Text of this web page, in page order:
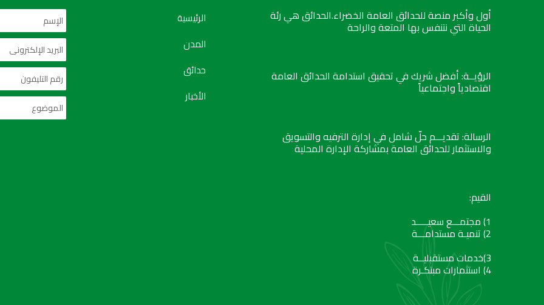
أول وأكبر منصة للحدائق العامة الخضراء.الحدائق هي رئة
الحياة التي نتنفس بها المتعة والراحة
الرؤيــة: أفضل شريك في تحقيق استدامة الحدائق العامة
اقتصادياً واجتماعياً
الرسالة: تقديـــم حلّ شامل في إدارة الترفيه والتسويق
والاستثمار للحدائق العامة بمشاركة الإدارة المحلية
القيم:
1) مجتمـــع سعيـــــد
2) تنميـة مستدامـــة
3)خدمات مستقبليــة
4) استثمارات مبتكـرة
الرئيسية
المدن
حدائق
الأخبار